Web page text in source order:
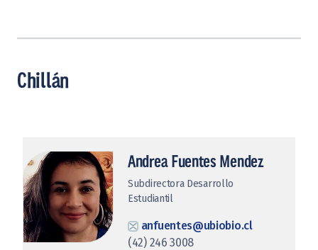
Chillán
Andrea Fuentes Mendez
Subdirectora Desarrollo
Estudiantil
anfuentes@ubiobio.cl
(42) 246 3008